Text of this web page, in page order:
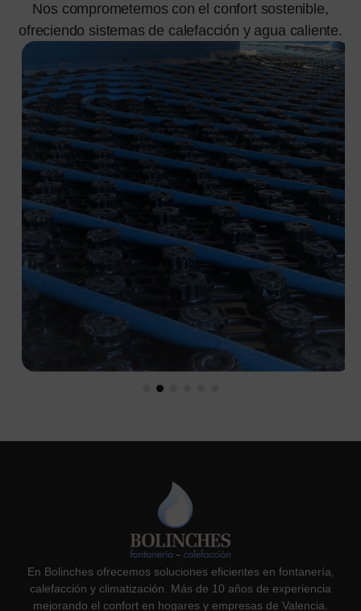
Nos comprometemos con el confort sostenible,
ofreciendo sistemas de calefacción y agua caliente.
En Bolinches ofrecemos soluciones eficientes en fontanería,
calefacción y climatización. Más de 10 años de experiencia
mejorando el confort en hogares y empresas de Valencia.